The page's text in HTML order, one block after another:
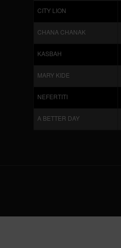
CITY LION
CHANA CHANAK
KASBAH
MARY KIDE
NEFERTITI
A BETTER DAY